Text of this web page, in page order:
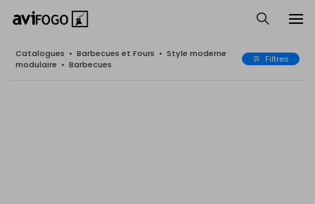
Catalogues • Barbecues et Fours • Style moderne
modulaire • Barbecues Filtres